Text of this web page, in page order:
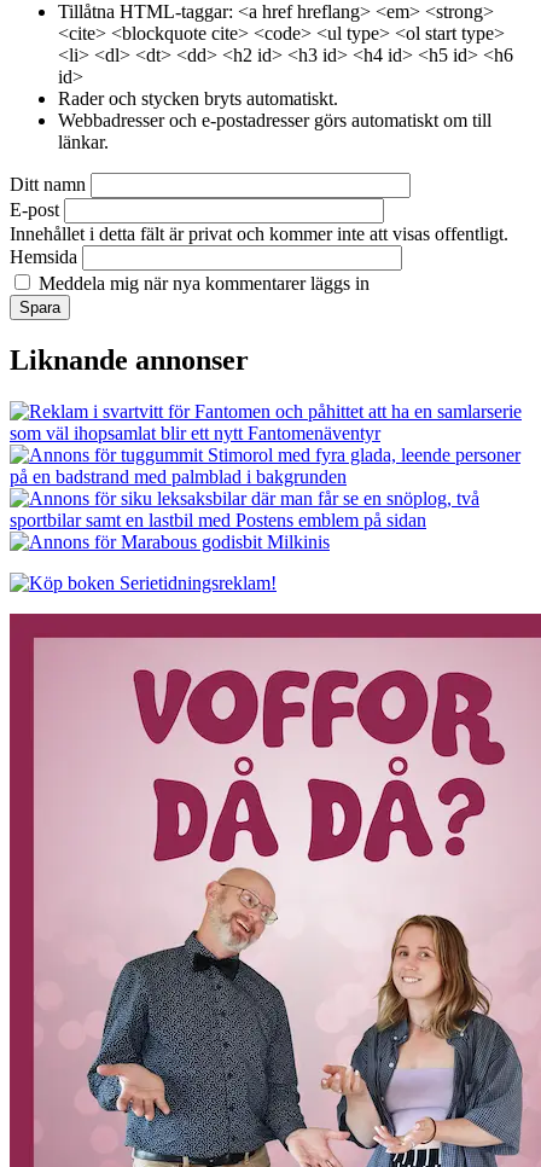
Tillåtna HTML-taggar: <a href hreflang> <em> <strong>
<cite> <blockquote cite> <code> <ul type> <ol start type>
<li> <dl> <dt> <dd> <h2 id> <h3 id> <h4 id> <h5 id> <h6
id>
Rader och stycken bryts automatiskt.
Webbadresser och e-postadresser görs automatiskt om till
länkar.
Ditt namn
E-post
Innehållet i detta fält är privat och kommer inte att visas offentligt.
Hemsida
Meddela mig när nya kommentarer läggs in
Liknande annonser